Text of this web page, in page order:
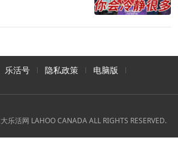
乐活号 隐私政策 电脑版
乐活网 LAHOO CANADA ALL RIGHTS RESERVED.